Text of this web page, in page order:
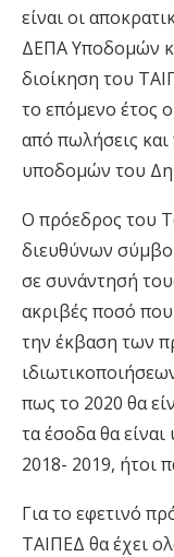
είναι οι
ΔΕΠΑ Υποδομών
διοίκηση του
το επόμενο έτος
από πωλήσεις
υποδομών του
Ο πρόεδρος του
διευθύνων
σε συνάντησή
ακριβές ποσό που
την έκβαση των
πως το 2020 θα
τα έσοδα θα
2018- 2019, ήτοι
Για το εφετινό
ΤΑΙΠΕΔ θα έχει